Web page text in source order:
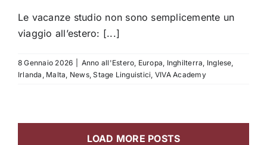
Le vacanze studio non sono semplicemente un
viaggio all’estero: [...]
8 Gennaio 2026 Anno all'Estero Europa Inghilterra Inglese
Irlanda Malta News,Stage Linguistici VIVA Academy
LOAD MORE POSTS